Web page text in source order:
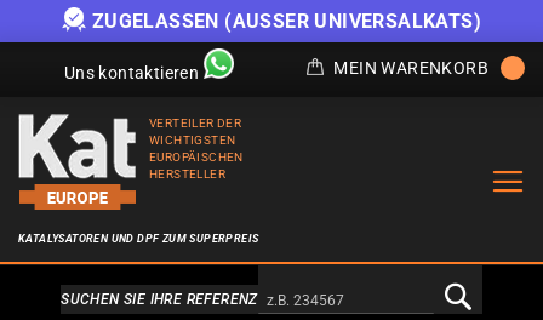
(AUSSER UNIVERSALKATS) ANGEBOT
Uns kontaktieren MEIN WARENKORB
VERTEILER DER
WICHTIGSTEN
EUROPÄISCHEN
HERSTELLER
KATALYSATOREN UND DPF ZUM SUPERPREIS
Alternativa a Doofinder
SUCHEN SIE IHRE REFERENZ